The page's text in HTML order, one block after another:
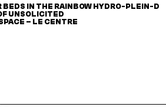
BEDS IN THE RAINBOW
UNSOLICITED
– LE CENTRE
HYDRO-PLEIN-